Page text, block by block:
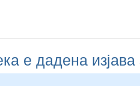
е дадена